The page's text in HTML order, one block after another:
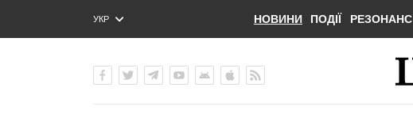
УКР
ENG
НОВИНИ ПОДІЇ РЕЗОНАНС